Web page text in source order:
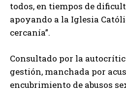
todos, en tiempos de
apoyando a la Iglesia
cercanía”.
Consultado por la
gestión, manchada por
encubrimiento de abusos